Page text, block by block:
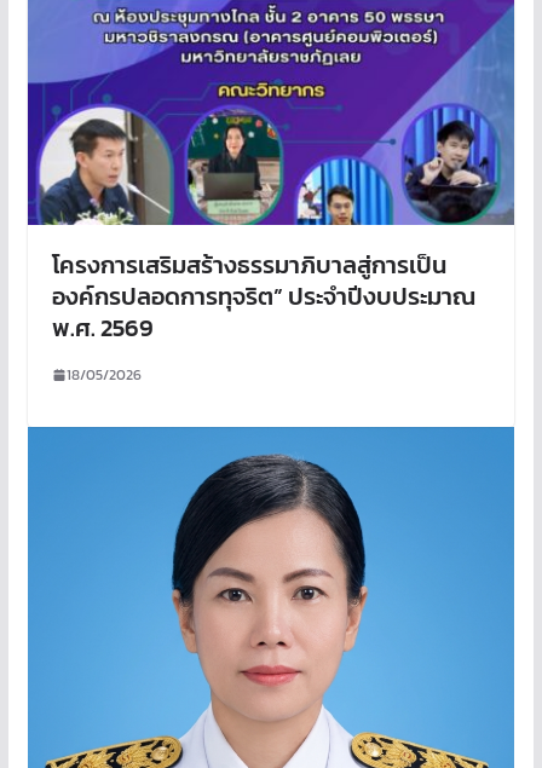
โครงการเสริมสร้างธรรมาภิบาลสู่การเป็น
องค์กรปลอดการทุจริต” ประจำปีงบประมาณ
พ.ศ. 2569
18/05/2026